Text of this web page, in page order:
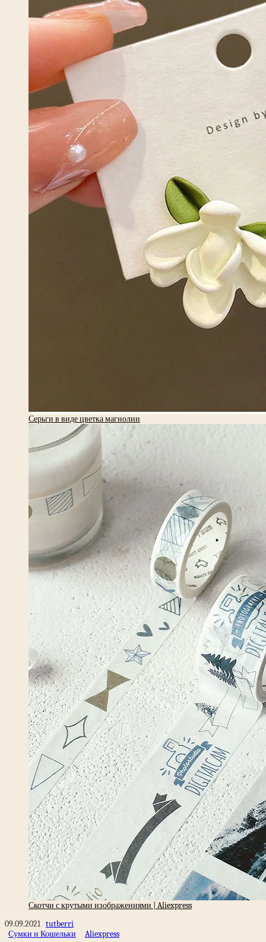
Серьги в виде цветка магнолии
Скотчи с крутыми изображениями | Aliexpress
09.09.2021 tutberri
Сумки и Кошельки
Aliexpress